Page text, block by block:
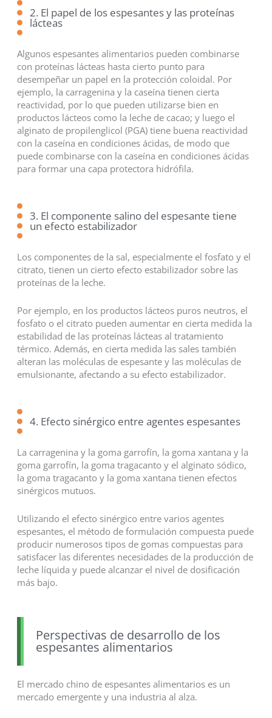
2. El papel de los espesantes y las proteínas
lácteas
Algunos espesantes alimentarios pueden combinarse
con proteínas lácteas hasta cierto punto para
desempeñar un papel en la protección coloidal. Por
ejemplo, la carragenina y la caseína tienen cierta
reactividad, por lo que pueden utilizarse bien en
productos lácteos como la leche de cacao; y luego el
alginato de propilenglicol (PGA) tiene buena reactividad
con la caseína en condiciones ácidas, de modo que
puede combinarse con la caseína en condiciones ácidas
para formar una capa protectora hidrófila.
3. El componente salino del espesante tiene
un efecto estabilizador
Los componentes de la sal, especialmente el fosfato y el
citrato, tienen un cierto efecto estabilizador sobre las
proteínas de la leche.
Por ejemplo, en los productos lácteos puros neutros, el
fosfato o el citrato pueden aumentar en cierta medida la
estabilidad de las proteínas lácteas al tratamiento
térmico. Además, en cierta medida las sales también
alteran las moléculas de espesante y las moléculas de
emulsionante, afectando a su efecto estabilizador.
4. Efecto sinérgico entre agentes espesantes
La carragenina y la goma garrofín, la goma xantana y la
goma garrofín, la goma tragacanto y el alginato sódico,
la goma tragacanto y la goma xantana tienen efectos
sinérgicos mutuos.
Utilizando el efecto sinérgico entre varios agentes
espesantes, el método de formulación compuesta puede
producir numerosos tipos de gomas compuestas para
satisfacer las diferentes necesidades de la producción de
leche líquida y puede alcanzar el nivel de dosificación
más bajo.
Perspectivas de desarrollo de los
espesantes alimentarios
El mercado chino de espesantes alimentarios es un
mercado emergente y una industria al alza.